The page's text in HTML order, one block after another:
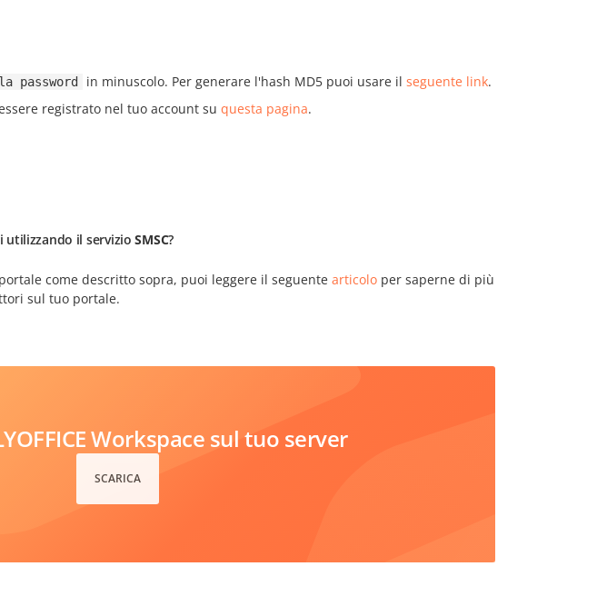
password in minuscolo. Per generare l'hash MD5 puoi usare il seguente link.
registrato nel tuo account su questa pagina.
utilizzando il servizioSMSC?
come descritto sopra, puoi leggere il seguente articolo per saperne di più
sul tuo portale.
Workspace sul tuo server
SCARICA